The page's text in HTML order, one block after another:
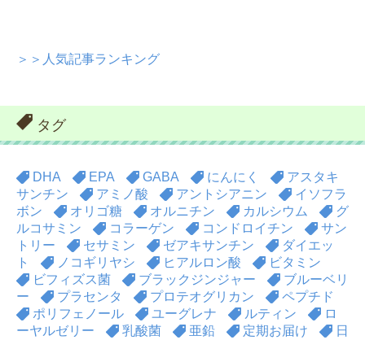
＞＞人気記事ランキング
タグ
DHA EPA GABA にんにく
アスタキ
サンチン
アミノ酸 アントシアニン
イソフラ
ボン
オリゴ糖 オルニチン カルシウム
グ
ルコサミン
コラーゲン コンドロイチン
サン
トリー
セサミン ゼアキサンチン
ダイエッ
ト
ノコギリヤシ ヒアルロン酸
ビタミン
ビフィズス菌
ブラックジンジャー
ブルーベリ
ー
プラセンタ プロテオグリカン
ペプチド
ポリフェノール
ユーグレナ ルティン
ロ
ーヤルゼリー
乳酸菌 亜鉛 定期お届け
日